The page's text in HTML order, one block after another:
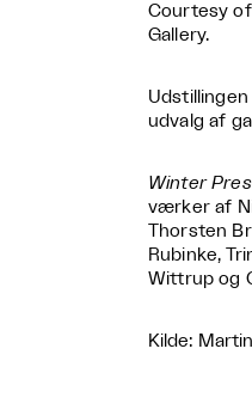
Courtesy
Gallery.
udvalg af
Winter
værker af
Thorsten
Rubinke,
Wittrup og
Kilde: